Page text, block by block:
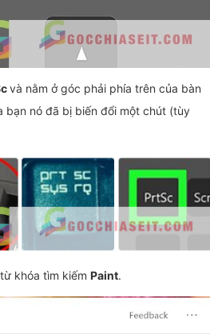
và nằm ở góc phải phía trên của bàn
bạn nó đã bị biến đổi một chút (tùy
khóa tìm kiếm Paint.